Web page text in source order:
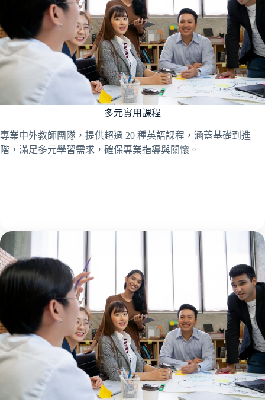
多元實用課程
專業中外教師團隊，提供超過 20 種英語課程，涵蓋基礎到進
階，滿足多元學習需求，確保專業指導與關懷。